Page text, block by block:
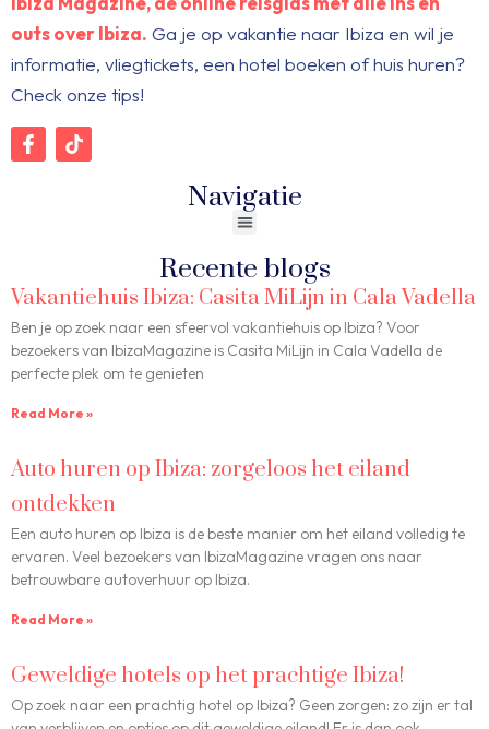
outs over Ibiza. Ga je op vakantie naar Ibiza en wil je
informatie, vliegtickets, een hotel boeken of huis huren?
Check onze tips!
Navigatie
Recente blogs
Vakantiehuis Ibiza: Casita MiLijn in Cala Vadella
Ben je op zoek naar een sfeervol vakantiehuis op Ibiza? Voor
bezoekers van IbizaMagazine is Casita MiLijn in Cala Vadella de
perfecte plek om te genieten
Read More »
Auto huren op Ibiza: zorgeloos het eiland
ontdekken
Een auto huren op Ibiza is de beste manier om het eiland volledig te
ervaren. Veel bezoekers van IbizaMagazine vragen ons naar
betrouwbare autoverhuur op Ibiza.
Read More »
Geweldige hotels op het prachtige Ibiza!
Op zoek naar een prachtig hotel op Ibiza? Geen zorgen: zo zijn er tal